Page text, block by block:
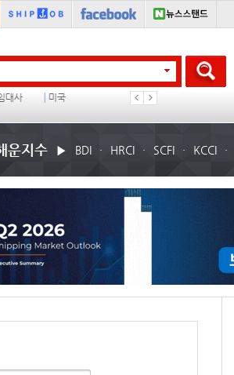
사 미국 1
운지수 BDI HRCI SCFI KCCI